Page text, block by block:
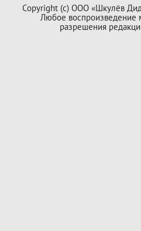
Copyright (с) ООО «Шкулёв
Любое воспроизведение
разрешения